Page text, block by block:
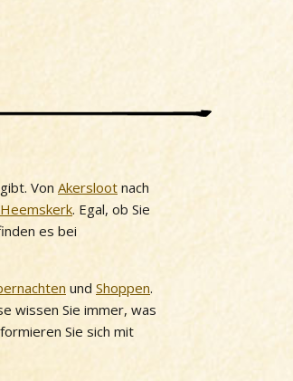
Von Akersloot nach
Heemskerk. Egal, ob Sie
es bei
und Shoppen.
wissen Sie immer, was
Sie sich mit